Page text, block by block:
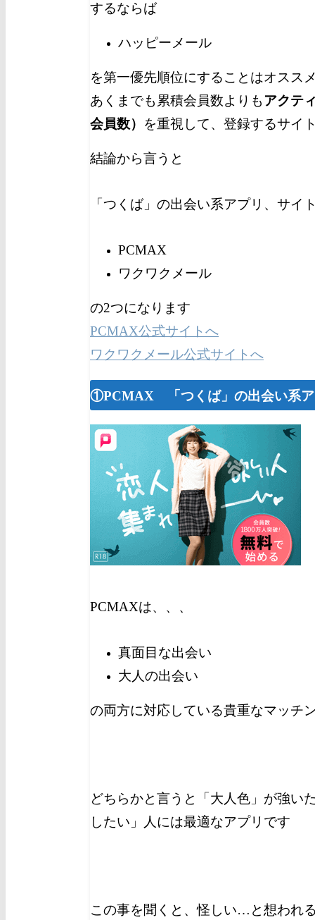
するならば
ハッピーメール
を第一優先順位にすることはオスス
あくまでも累積会員数よりもアクテ
会員数） を重視して、登録するサイ
結論から言うと
「つくば」の出会い系アプリ、サイ
PCMAX
ワクワクメール
の2つになります
PCMAX公式サイトへ
ワクワクメール公式サイトへ
①PCMAX 「つくば」の出会い系
PCMAXは、、、
真面目な出会い
大人の出会い
の両方に対応している貴重なマッチ
どちらかと言うと「大人色」が強い
したい」人には最適なアプリです
この事を聞くと、怪しい…と想われ